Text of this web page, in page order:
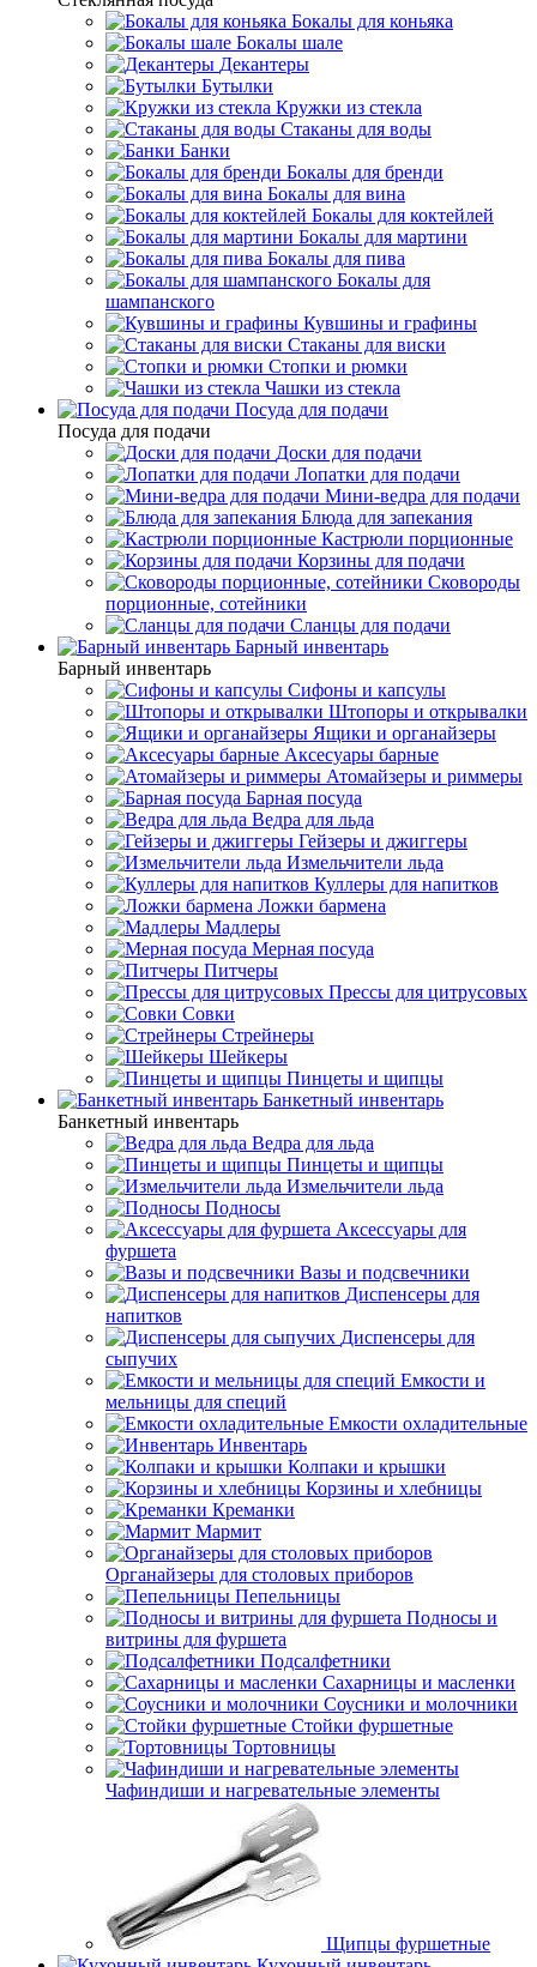
Бокалы для коньяка
Бокалы шале
Декантеры
Бутылки
Кружки из стекла
Стаканы для воды
Банки
Бокалы для бренди
Бокалы для вина
Бокалы для коктейлей
Бокалы для мартини
Бокалы для пива
Бокалы для
шампанского
Кувшины и графины
Стаканы для виски
Стопки и рюмки
Чашки из стекла
Посуда для подачи
Посуда для подачи
Доски для подачи
Лопатки для подачи
Мини-ведра для подачи
Блюда для запекания
Кастрюли порционные
Корзины для подачи
Сковороды
порционные, сотейники
Сланцы для подачи
Барный инвентарь
Барный инвентарь
Сифоны и капсулы
Штопоры и открывалки
Ящики и органайзеры
Аксесуары барные
Атомайзеры и риммеры
Барная посуда
Ведра для льда
Гейзеры и джиггеры
Измельчители льда
Куллеры для напитков
Ложки бармена
Мадлеры
Мерная посуда
Питчеры
Прессы для цитрусовых
Совки
Стрейнеры
Шейкеры
Пинцеты и щипцы
Банкетный инвентарь
Банкетный инвентарь
Ведра для льда
Пинцеты и щипцы
Измельчители льда
Подносы
Аксессуары для
фуршета
Вазы и подсвечники
Диспенсеры для
напитков
Диспенсеры для
сыпучих
Емкости и
мельницы для специй
Емкости охладительные
Инвентарь
Колпаки и крышки
Корзины и хлебницы
Креманки
Мармит
Органайзеры для столовых приборов
Пепельницы
Подносы и
витрины для фуршета
Подсалфетники
Сахарницы и масленки
Соусники и молочники
Стойки фуршетные
Тортовницы
Чафиндиши и нагревательные элементы
Щипцы фуршетные